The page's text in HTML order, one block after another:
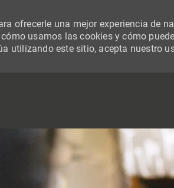
ofrecerle una mejor experiencia de
usamos las cookies y cómo
utilizando este sitio, acepta nuestro